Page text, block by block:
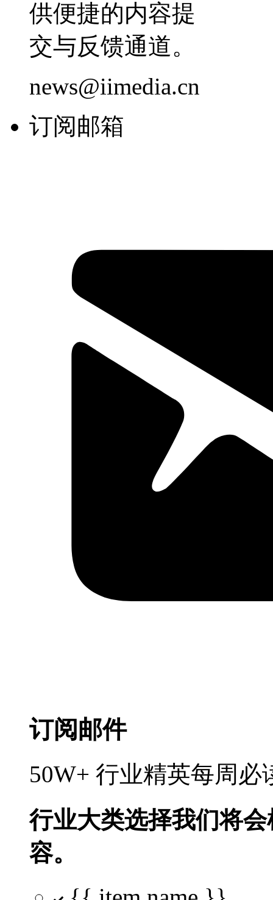
供便捷的内容提
交与反馈通道。
news@iimedia.cn
订阅邮箱
订阅邮件
50W+ 行业精英每周
行业大类选择我们将
容。